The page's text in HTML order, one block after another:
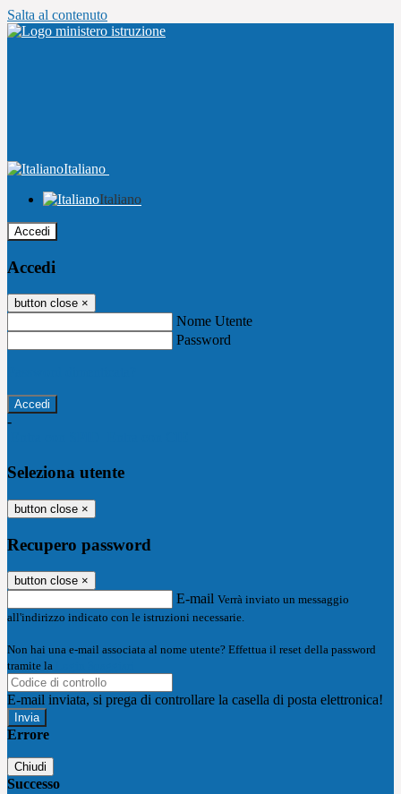
Salta al contenuto
Italiano
Italiano
Accedi
Accedi
button close ×
Nome Utente
Password
-
Seleziona utente
button close ×
Recupero password
button close ×
E-mail Verrà inviato un messaggio
all'indirizzo indicato con le istruzioni necessarie.
Non hai una e-mail associata al nome utente? Effettua il reset della password
tramite la
E-mail inviata, si prega di controllare la casella di posta elettronica!
Errore
Chiudi
Successo